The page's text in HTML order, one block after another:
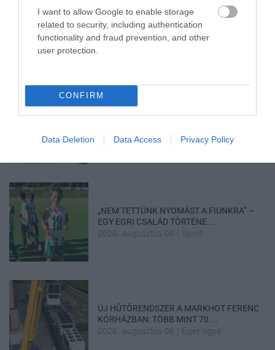
I want to allow Google to enable storage
related to security, including authentication
functionality and fraud prevention, and other
user protection.
CONFIRM
Data Deletion Data Access Privacy Policy
HÍREK A GARÁZSBÓL: CHERY TIGGO 9
PHEV LUXURY – A KÍNAI PR...
2026. augusztus 06|Barta Autó
LAKÓÉPÜLETEK LÁNGOLTAK SZERDÁN
„NEM TETTÜNK NYOMÁST A FIUNKRA” –
EGY EGRI CSALÁD TÖRTÉNE...
2026. augusztus 06 Sport
ÚJ HŰTŐRENDSZER A MARKHOT FERENC
KÓRHÁZBAN: TÖBB MINT 70 ...
2026. augusztus 06 Eger ügye